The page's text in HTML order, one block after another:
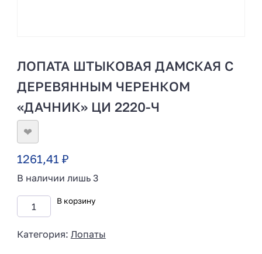
ЛОПАТА ШТЫКОВАЯ ДАМСКАЯ С
ДЕРЕВЯННЫМ ЧЕРЕНКОМ
«ДАЧНИК» ЦИ 2220-Ч
❤
1261,41 ₽
В наличии лишь 3
В корзину
Категория: Лопаты